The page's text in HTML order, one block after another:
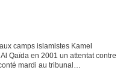
camps islamistes Kamel
Qaïda en 2001 un attentat contre
mardi au tribunal